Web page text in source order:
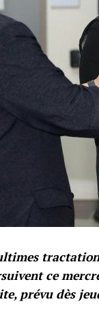
ce
prévu dès